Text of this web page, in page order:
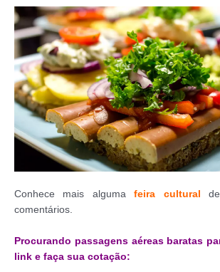
Conhece mais algumafeira cultural
comentários.
Procurando passagens aéreas baratas
link e faça sua cotação: